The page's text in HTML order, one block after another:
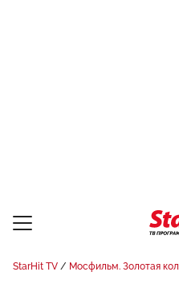
StarHit TV Мосфильм. Золотая